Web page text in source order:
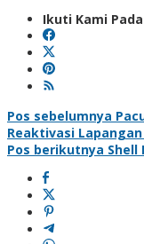
Ikuti Kami Pada
Navigasi
pos
Pos sebelumnya
Reaktivasi
Pos berikutnya Shell